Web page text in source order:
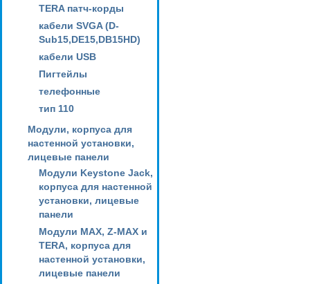
TERA патч-корды
кабели SVGA (D-
Sub15,DE15,DB15HD)
кабели USB
Пигтейлы
телефонные
тип 110
Модули, корпуса для
настенной установки,
лицевые панели
Модули Keystone Jack,
корпуса для настенной
установки, лицевые
панели
Модули MAX, Z-MAX и
TERA, корпуса для
настенной установки,
лицевые панели